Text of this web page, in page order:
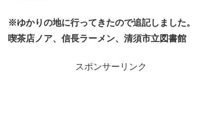
※ゆかりの地に行ってきたので追記しました。
喫茶店ノア、信長ラーメン、清須市立図書館
スポンサーリンク